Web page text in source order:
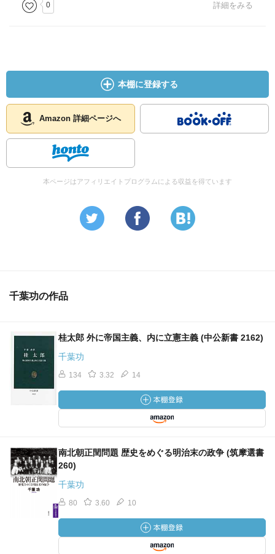
0 詳細をみる
本棚に登録する
Amazon 詳細ページへ
本ページはアフィリエイトプログラムによる収益を得ています
千葉功の作品
桂太郎 外に帝国主義、内に立憲主義 (中公新書 2162)
千葉功
134 3.32 14
南北朝正閏問題 歴史をめぐる明治末の政争 (筑摩選書
260)
千葉功
80 3.60 10